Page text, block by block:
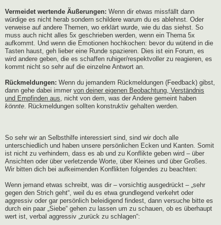
Vermeidet wertende Äußerungen: Wenn dir etwas missfällt dann
würdige es nicht herab sondern schildere warum du es ablehnst. Oder
verweise auf andere Themen, wo erklärt wurde, wie du das siehst. So
muss auch nicht alles 5x geschrieben werden, wenn ein Thema 5x
aufkommt. Und wenn die Emotionen hochkochen: bevor du wütend in die
Tasten haust, geh lieber eine Runde spazieren. Dies ist ein Forum, es
wird andere geben, die es schaffen ruhiger/respektvoller zu reagieren, es
kommt nicht so sehr auf die einzelne Antwort an.
Rückmeldungen: Wenn du jemandem Rückmeldungen (Feedback) gibst,
dann gehe dabei immer von deiner eigenen Beobachtung, Verständnis
und Empfinden aus, nicht von dem, was der Andere gemeint haben
könnte. Rückmeldungen sollten konstruktiv gehalten werden.
So sehr wir an Selbsthilfe interessiert sind, sind wir doch alle
unterschiedlich und haben unsere persönlichen Ecken und Kanten. Somit
ist nicht zu verhindern, dass es ab und zu Konflikte geben wird – über
Ansichten oder über verletzende Worte, über Kleines und über Großes.
Wir bitten dich bei aufkeimenden Konflikten folgendes zu beachten:
Wenn jemand etwas schreibt, was dir – vorsichtig ausgedrückt – „sehr
gegen den Strich geht“, weil du es etwa grundlegend verkehrt oder
aggressiv oder gar persönlich beleidigend findest, dann versuche bitte es
durch ein paar „Siebe“ gehen zu lassen um zu schauen, ob es überhaupt
wert ist, verbal aggressiv „zurück zu schlagen“: